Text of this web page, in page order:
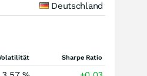
Deutschland
Sharpe Ratio